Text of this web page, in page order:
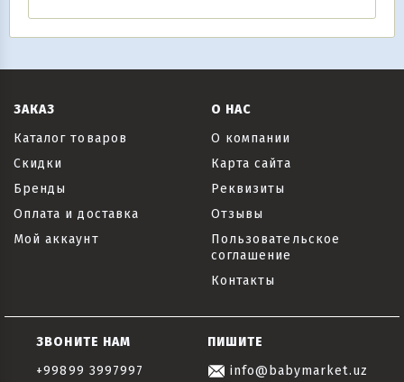
ЗАКАЗ
Каталог товаров
Скидки
Бренды
Оплата и доставка
Мой аккаунт
О НАС
О компании
Карта сайта
Реквизиты
Отзывы
Пользовательское
соглашение
Контакты
ЗВОНИТЕ НАМ
+99899 3997997
ПИШИТЕ
info@babymarket.uz